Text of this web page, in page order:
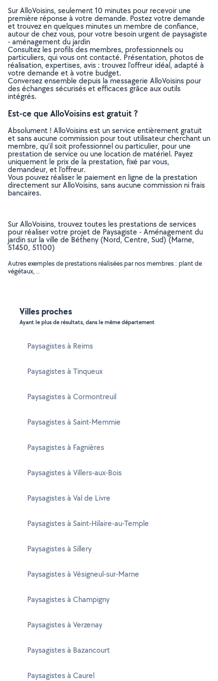
Sur AlloVoisins, seulement 10 minutes pour recevoir une
première réponse à votre demande. Postez votre demande
et trouvez en quelques minutes un membre de confiance,
autour de chez vous, pour votre besoin urgent de paysagiste
- aménagement du jardin
Consultez les profils des membres, professionnels ou
particuliers, qui vous ont contacté. Présentation, photos de
réalisation, expertises, avis : trouvez l'offreur idéal, adapté à
votre demande et à votre budget.
Conversez ensemble depuis la messagerie AlloVoisins pour
des échanges sécurisés et efficaces grâce aux outils
intégrés.
Est-ce que AlloVoisins est gratuit ?
Absolument ! AlloVoisins est un service entièrement gratuit
et sans aucune commission pour tout utilisateur cherchant un
membre, qu’il soit professionnel ou particulier, pour une
prestation de service ou une location de matériel. Payez
uniquement le prix de la prestation, fixé par vous,
demandeur, et l’offreur.
Vous pouvez réaliser le paiement en ligne de la prestation
directement sur AlloVoisins, sans aucune commission ni frais
bancaires.
Sur AlloVoisins, trouvez toutes les prestations de services
pour réaliser votre projet de Paysagiste - Aménagement du
jardin sur la ville de Bétheny (Nord, Centre, Sud) (Marne,
51450, 51100)
Autres exemples de prestations réalisées par nos membres : plant de
végétaux, ..
Villes proches
Ayant le plus de résultats, dans le même département
Paysagistes à Reims
Paysagistes à Tinqueux
Paysagistes à Cormontreuil
Paysagistes à Saint-Memmie
Paysagistes à Fagnières
Paysagistes à Villers-aux-Bois
Paysagistes à Val de Livre
Paysagistes à Saint-Hilaire-au-Temple
Paysagistes à Sillery
Paysagistes à Vésigneul-sur-Marne
Paysagistes à Champigny
Paysagistes à Verzenay
Paysagistes à Bazancourt
Paysagistes à Caurel